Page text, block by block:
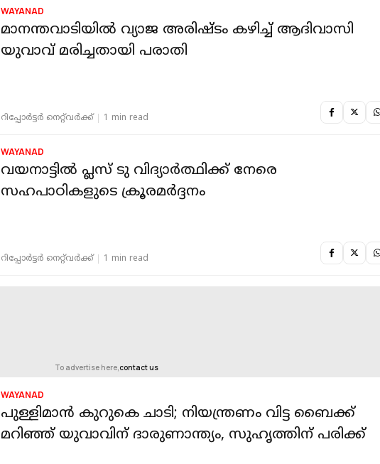
WAYANAD
മാനന്തവാടിയില്‍ വ്യാജ അരിഷ്ടം കഴിച്ച് ആദിവാസി
യുവാവ് മരിച്ചതായി പരാതി
റിപ്പോർട്ടർ നെറ്റ്‌വര്‍ക്ക്‌ 1 min read
WAYANAD
വയനാട്ടിൽ ‌പ്ലസ് ടു വിദ്യാർത്ഥിക്ക് നേരെ
സഹപാഠികളുടെ ക്രൂരമർദ്ദനം
റിപ്പോർട്ടർ നെറ്റ്‌വര്‍ക്ക്‌ 1 min read
To advertise here,contact us
WAYANAD
പുള്ളിമാൻ കുറുകെ ചാടി; നിയന്ത്രണം വിട്ട ബൈക്ക്
മറിഞ്ഞ് യുവാവിന് ദാരുണാന്ത്യം, സുഹൃത്തിന് പരിക്ക്